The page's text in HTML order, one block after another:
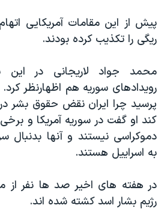
پیش از این مقامات آمریکایی
ریگی را تکذیب کرده بودند.
محمد جواد لاریجانی در
رویدادهای سوریه هم اظهارنظر کرد.
پرسید چرا ایران نقض حقوق بشر
کند او گفت در سوریه آمریکا و
دموکراسی نیستند و آنها بدنبال
به اسراییل هستند.
در هفته های اخیر صد ها نفر از
رژیم بشار اسد کشته شده اند.